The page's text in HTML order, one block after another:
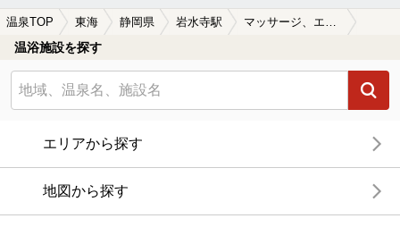
温泉TOP 東海 静岡県 岩水寺駅 マッサージ、エステがある岩水寺駅近くの温泉、日帰り温泉、スーパー銭湯おすすめ
温浴施設を探す
エリアから探す
地図から探す